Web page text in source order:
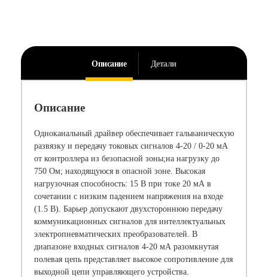
Описание Детали
Описание
Одноканальный драйвер обеспечивает гальваническую
развязку и передачу токовых сигналов 4-20 / 0-20 мА
от контроллера из безопасной зоны;на нагрузку до
750 Ом; находящуюся в опасной зоне. Высокая
нагрузочная способность: 15 В при токе 20 мА в
сочетании с низким падением напряжения на входе
(1.5 В). Барьер допускают двухстороннюю передачу
коммуникационных сигналов для интеллектуальных
электропневматических преобразователей. В
диапазоне входных сигналов 4-20 мА разомкнутая
полевая цепь представляет высокое сопротивление для
выходной цепи управляющего устройства.